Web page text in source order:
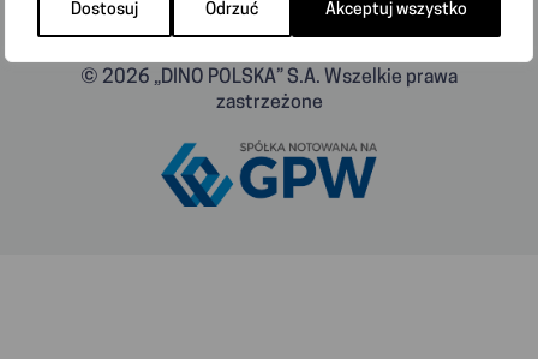
Dostosuj Odrzuć Akceptuj wszystko
© 2026 „DINO POLSKA” S.A. Wszelkie prawa
zastrzeżone